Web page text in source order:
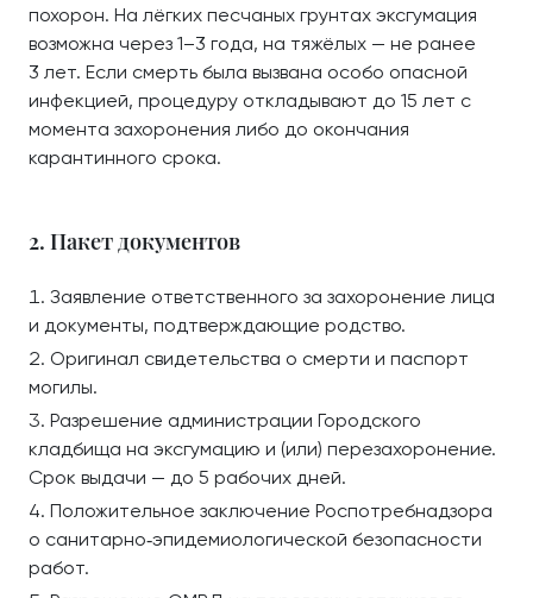
похорон. На лёгких песчаных грунтах эксгумация
возможна через 1–3 года, на тяжёлых — не ранее
3 лет. Если смерть была вызвана особо опасной
инфекцией, процедуру откладывают до 15 лет с
момента захоронения либо до окончания
карантинного срока.
2. Пакет документов
Заявление ответственного за захоронение лица
и документы, подтверждающие родство.
Оригинал свидетельства о смерти и паспорт
могилы.
Разрешение администрации Городского
кладбища на эксгумацию и (или) перезахоронение.
Срок выдачи — до 5 рабочих дней.
Положительное заключение Роспотребнадзора
о санитарно‑эпидемиологической безопасности
работ.